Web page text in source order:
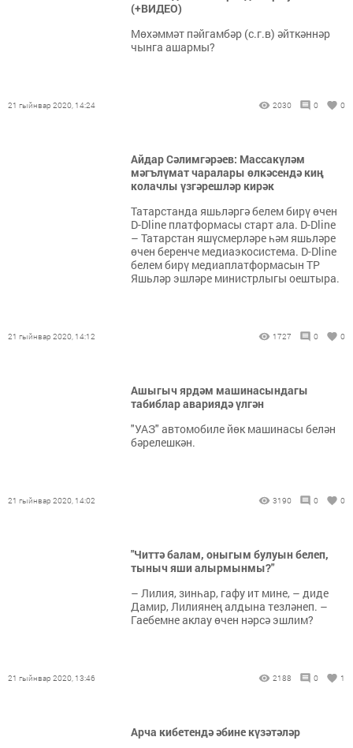
(+ВИДЕО)
Мөхәммәт пәйгамбәр (с.г.в) әйткәннәр
чынга ашармы?
21 гыйнвар 2020, 14:24 2030 0 0
Айдар Сәлимгәрәев: Массакүләм
мәгълүмат чаралары өлкәсендә киң
колачлы үзгәрешләр кирәк
Татарстанда яшьләргә белем бирү өчен
D-Dline платформасы старт ала. D-Dline
– Татарстан яшүсмерләре һәм яшьләре
өчен беренче медиаэкосистема. D-Dline
белем бирү медиаплатформасын ТР
Яшьләр эшләре министрлыгы оештыра.
21 гыйнвар 2020, 14:12 1727 0 0
Ашыгыч ярдәм машинасындагы
табиблар авариядә үлгән
"УАЗ" автомобиле йөк машинасы белән
бәрелешкән.
21 гыйнвар 2020, 14:02 3190 0 0
"Читтә балам, оныгым булуын белеп,
тыныч яши алырмынмы?"
– Лилия, зинһар, гафу ит мине, – диде
Дамир, Лилиянең алдына тезләнеп. –
Гаебемне аклау өчен нәрсә эшлим?
21 гыйнвар 2020, 13:46 2188 0 1
Арча кибетендә әбине күзәтәләр